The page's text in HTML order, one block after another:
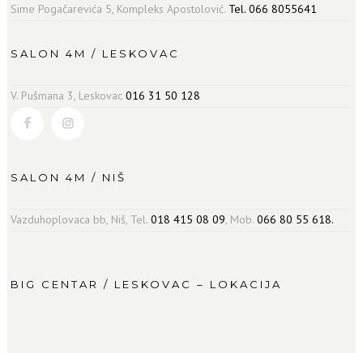
Sime Pogačarevića 5, Kompleks Apostolović. Tel. 066 8055641
SALON 4M / LESKOVAC
V. Pušmana 3, Leskovac016 31 50 128
SALON 4M / NIŠ
Vazduhoplovaca bb, Niš, Tel.018 415 08 09 , Mob.066 80 55 618.
BIG CENTAR / LESKOVAC – LOKACIJA